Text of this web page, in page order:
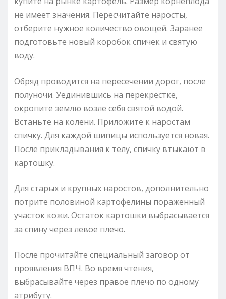
не имеет значения. Пересчитайте наросты,
отберите нужное количество овощей. Заранее
подготовьте новый коробок спичек и святую
воду.
Обряд проводится на пересечении дорог, после
полуночи. Уединившись на перекрестке,
окропите землю возле себя святой водой.
Встаньте на колени. Приложите к наростам
спичку. Для каждой шипицы используется новая.
После прикладывания к телу, спичку втыкают в
картошку.
Для старых и крупных наростов, дополнительно
потрите половиной картофелины пораженный
участок кожи. Остаток картошки выбрасывается
за спину через левое плечо.
После прочитайте специальный заговор от
проявления ВПЧ. Во время чтения,
выбрасывайте через правое плечо по одному
атрибуту.